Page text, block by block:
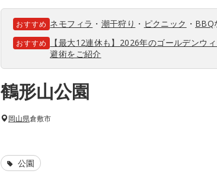
おすすめ ネモフィラ ・ 潮干狩り ・ ピクニック ・ BBQ
おすすめ
【最大12連休も】2026年のゴールデンウ
避術をご紹介
鶴形山公園
岡山県倉敷市
公園